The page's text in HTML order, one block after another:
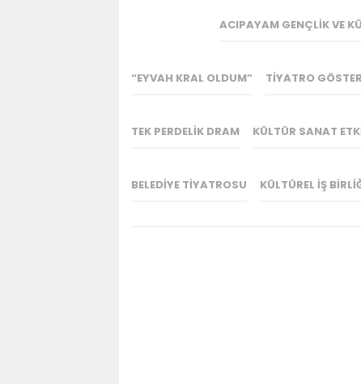
ACIPAYAM GENÇLIK VE
“EYVAH KRAL OLDUM” TIYATRO
TEK PERDELIK DRAM KÜLTÜR SANAT
BELEDIYE TIYATROSU KÜLTÜREL IŞ